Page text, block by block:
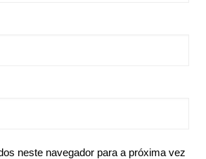
neste navegador para a próxima vez